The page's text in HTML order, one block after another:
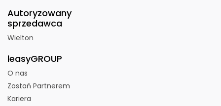
Autoryzowany
sprzedawca
Wielton
leasyGROUP
O nas
Zostań Partnerem
Kariera